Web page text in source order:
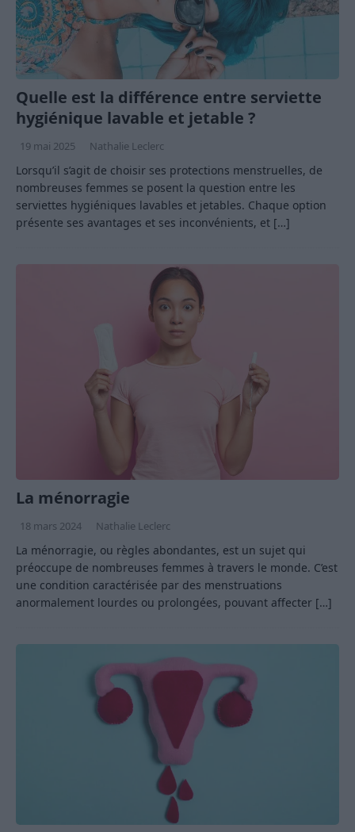
Quelle est la différence entre serviette
hygiénique lavable et jetable ?
19 mai 2025 Nathalie Leclerc
Lorsqu’il s’agit de choisir ses protections menstruelles, de
nombreuses femmes se posent la question entre les
serviettes hygiéniques lavables et jetables. Chaque option
présente ses avantages et ses inconvénients, et […]
La ménorragie
18 mars 2024 Nathalie Leclerc
La ménorragie, ou règles abondantes, est un sujet qui
préoccupe de nombreuses femmes à travers le monde. C’est
une condition caractérisée par des menstruations
anormalement lourdes ou prolongées, pouvant affecter […]